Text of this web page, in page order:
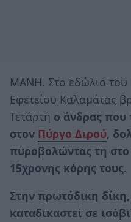
ΜΑΝΗ. Στο εδώλιο
Εφετείου Καλαμάτας
Τετάρτη ο άνδρας που
στον Πύργο Διρού,
πυροβολώντας τη
15χρονης κόρης τους.
Στην πρωτόδικη
καταδικαστεί σε